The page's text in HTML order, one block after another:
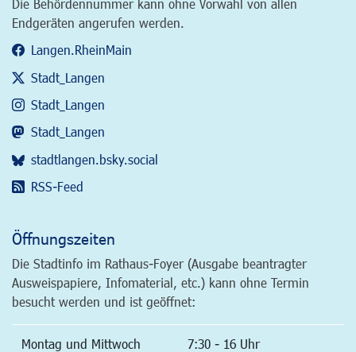
Die Behördennummer kann ohne Vorwahl von allen
Endgeräten angerufen werden.
Langen.RheinMain
Stadt_Langen
Stadt_Langen
Stadt_Langen
stadtlangen.bsky.social
RSS-Feed
Öffnungszeiten
Die Stadtinfo im Rathaus-Foyer (Ausgabe beantragter
Ausweispapiere, Infomaterial, etc.) kann ohne Termin
besucht werden und ist geöffnet:
Montag und Mittwoch 7:30 - 16 Uhr